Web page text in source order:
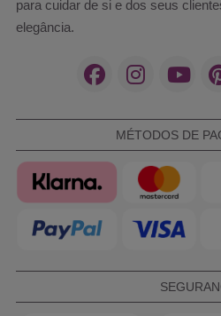
para cuidar de si e dos seus
elegância.
MÉTODOS DE